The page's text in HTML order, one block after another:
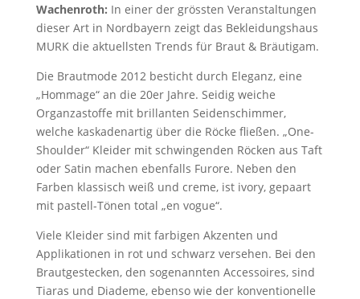
Wachenroth: In einer der grössten Veranstaltungen
dieser Art in Nordbayern zeigt das Bekleidungshaus
MURK die aktuellsten Trends für Braut & Bräutigam.
Die Brautmode 2012 besticht durch Eleganz, eine
„Hommage“ an die 20er Jahre. Seidig weiche
Organzastoffe mit brillanten Seidenschimmer,
welche kaskadenartig über die Röcke fließen. „One-
Shoulder“ Kleider mit schwingenden Röcken aus Taft
oder Satin machen ebenfalls Furore. Neben den
Farben klassisch weiß und creme, ist ivory, gepaart
mit pastell-Tönen total „en vogue“.
Viele Kleider sind mit farbigen Akzenten und
Applikationen in rot und schwarz versehen. Bei den
Brautgestecken, den sogenannten Accessoires, sind
Tiaras und Diademe, ebenso wie der konventionelle